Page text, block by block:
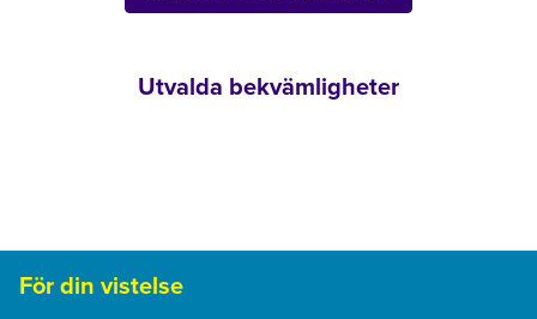
Utvalda bekvämligheter
FAMILJER OCH BARN
För din vistelse